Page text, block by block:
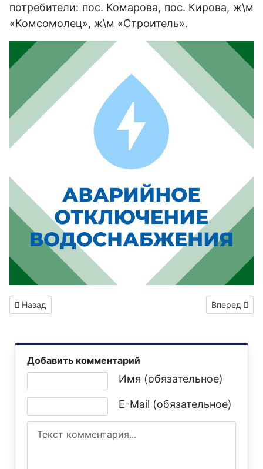
потребители: пос. Комарова, пос. Кирова, ж\м
«Комсомолец», ж\м «Строитель».
Предыдущий: В результате бытового пожара в
Назад Следующий:
Вперед
Добавить комментарий
Имя (обязательное)
E-Mail (обязательное)
Текст комментария